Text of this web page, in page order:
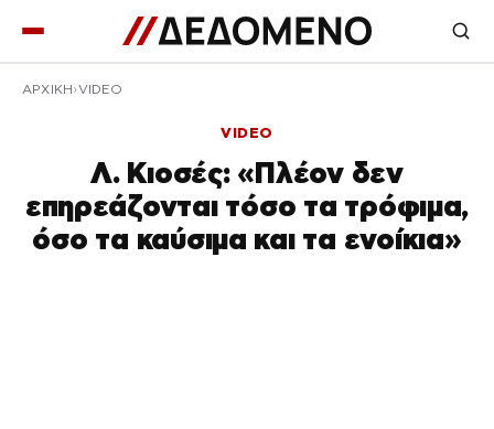
ΑΡΧΙΚΉ VIDEO
VIDEO
Λ. Κιοσές: «Πλέον δεν
επηρεάζονται τόσο τα τρόφιμα,
όσο τα καύσιμα και τα ενοίκια»